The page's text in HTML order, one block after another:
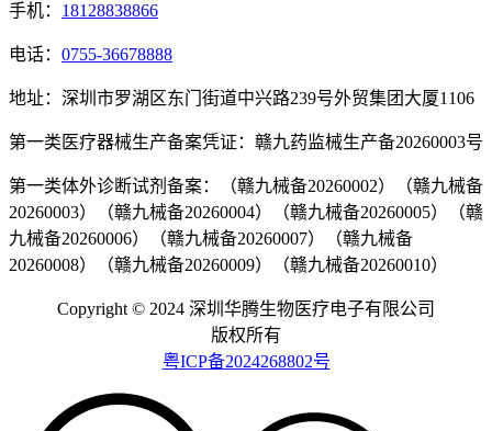
手机： 18128838866
电话： 0755-36678888
地址：深圳市罗湖区东门街道中兴路239号外贸集团大厦1106
第一类医疗器械生产备案凭证：赣九药监械生产备20260003号
第一类体外诊断试剂备案：（赣九械备20260002）（赣九械备
20260003）（赣九械备20260004）（赣九械备20260005）（赣
九械备20260006）（赣九械备20260007）（赣九械备
20260008）（赣九械备20260009）（赣九械备20260010）
Copyright © 2024 深圳华腾生物医疗电子有限公司
版权所有
粤ICP备2024268802号